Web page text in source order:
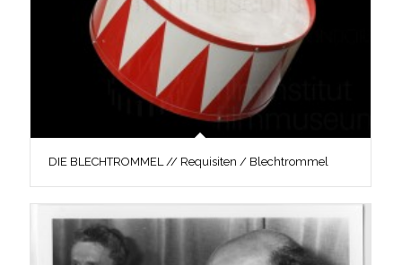
DIE BLECHTROMMEL // Requisiten / Blechtrommel